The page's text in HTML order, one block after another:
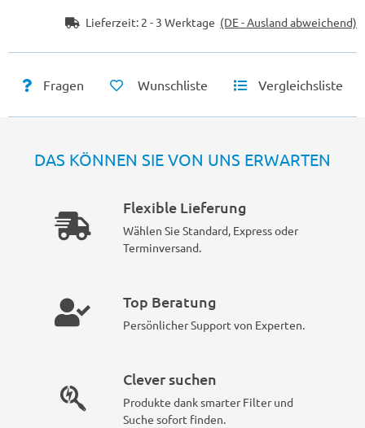
Lieferzeit: 2 - 3 Werktage (DE - Ausland abweichend)
Fragen Wunschliste Vergleichsliste
DAS KÖNNEN SIE VON UNS ERWARTEN
Flexible Lieferung
Wählen Sie Standard, Express oder
Terminversand.
Top Beratung
Persönlicher Support von Experten.
Clever suchen
Produkte dank smarter Filter und
Suche sofort finden.